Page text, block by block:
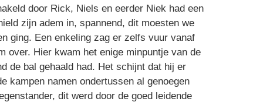
door Rick, Niels en eerder Niek had een
zijn adem in, spannend, dit moesten we
ging. Een enkeling zag er zelfs vuur vanaf
over. Hier kwam het enige minpuntje van de
de bal gehaald had. Het schijnt dat hij er
kampen namen ondertussen al genoegen
dit werd door de goed leidende